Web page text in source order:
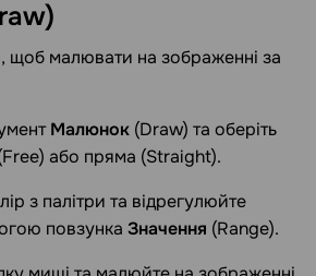
щоб малювати на зображенні за
Малюнок (Draw) та оберіть
(Free) або пряма (Straight).
з палітри та відрегулюйте
повзунка Значення (Range).